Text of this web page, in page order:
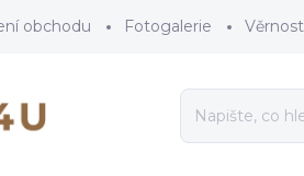
obchodu Fotogalerie